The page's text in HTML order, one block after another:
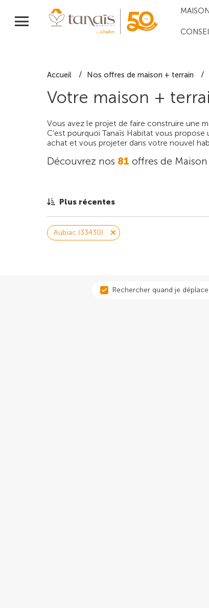
Accueil Nos offres de maison + terrain
Votre maison +
Vous avez le projet de faire construire une
C'est pourquoi Tanaïs Habitat vous propose
achat et vous projeter dans votre nouvel
Découvrez nos 81 offres de
Plus récentes
Aubiac (33430)
Rechercher quand je